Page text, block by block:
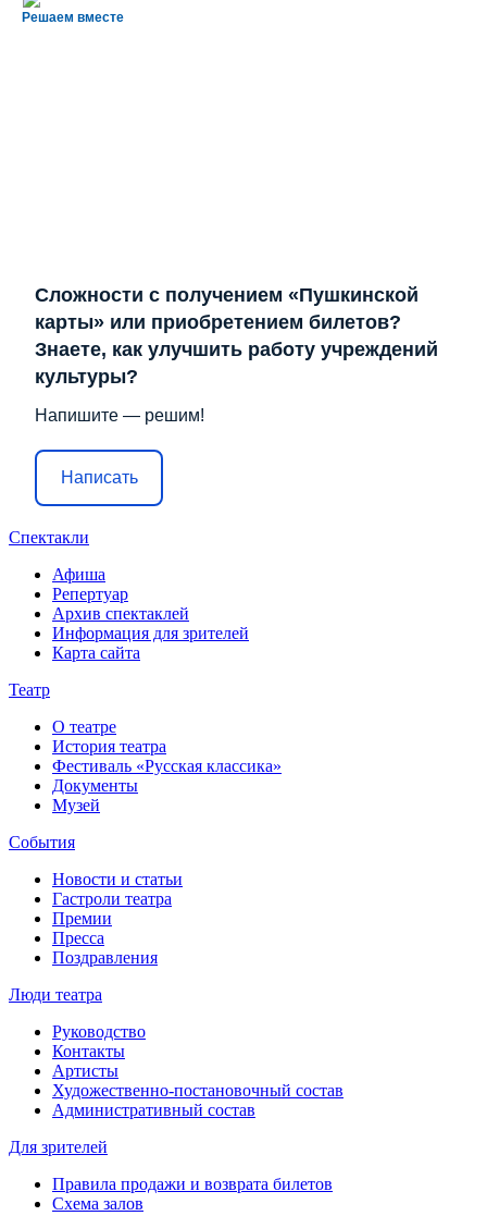
Решаем вместе
Сложности с получением «Пушкинской
карты» или приобретением билетов?
Знаете, как улучшить работу учреждений
культуры?
Напишите — решим!
Написать
Спектакли
Афиша
Репертуар
Архив спектаклей
Информация для зрителей
Карта сайта
Театр
О театре
История театра
Фестиваль «Русская классика»
Документы
Музей
События
Новости и статьи
Гастроли театра
Премии
Пресса
Поздравления
Люди театра
Руководство
Контакты
Артисты
Художественно-постановочный состав
Административный состав
Для зрителей
Правила продажи и возврата билетов
Схема залов